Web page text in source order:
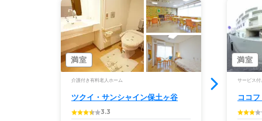
満室
介護付き有料老人ホーム
ツクイ・サンシャイン保土ヶ谷
3.3
満室
サービス付
ココ